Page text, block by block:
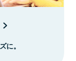
に。